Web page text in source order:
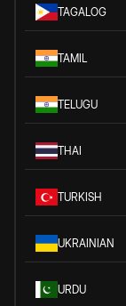
TAGALOG
TAMIL
TELUGU
THAI
TURKISH
UKRAINIAN
URDU